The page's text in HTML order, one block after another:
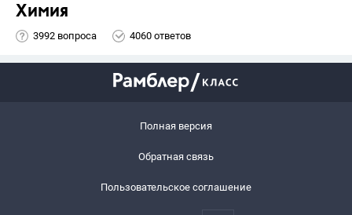
Химия
3992 вопроса 4060 ответов
Полная версия
Обратная связь
Пользовательское соглашение